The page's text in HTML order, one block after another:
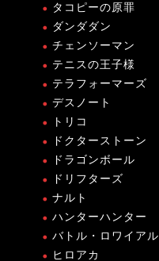
タコピーの原罪
ダンダダン
チェンソーマン
テニスの王子様
テラフォーマーズ
デスノート
トリコ
ドクターストーン
ドラゴンボール
ドリフターズ
ナルト
ハンターハンター
バトル・ロワイアル
ヒロアカ